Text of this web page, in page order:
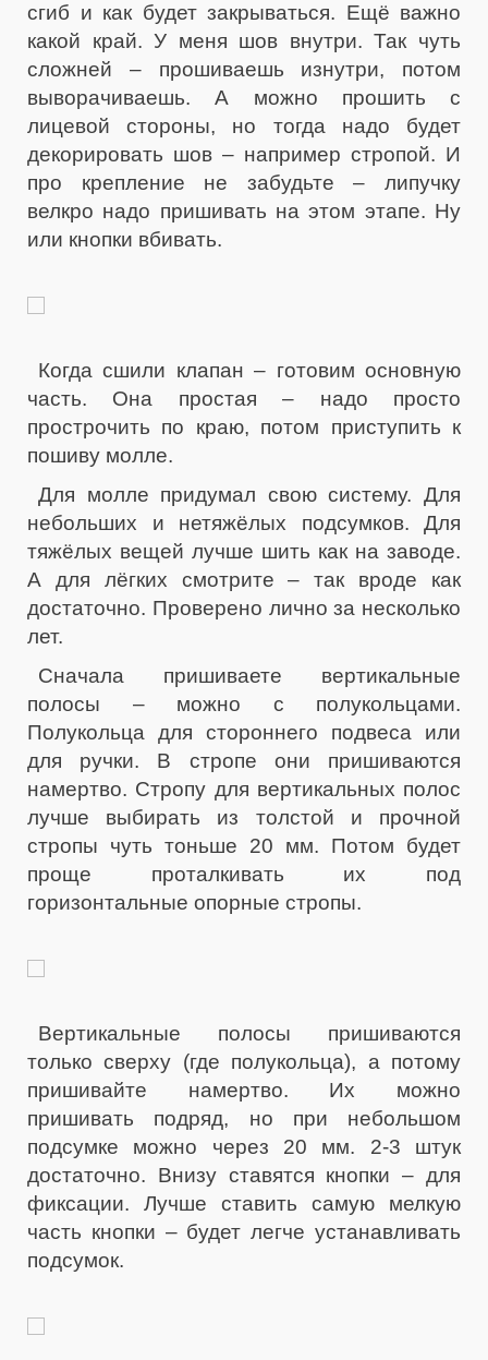
сгиб и как будет закрываться. Ещё важно
какой край. У меня шов внутри. Так чуть
сложней – прошиваешь изнутри, потом
выворачиваешь. А можно прошить с
лицевой стороны, но тогда надо будет
декорировать шов – например стропой. И
про крепление не забудьте – липучку
велкро надо пришивать на этом этапе. Ну
или кнопки вбивать.
Когда сшили клапан – готовим основную
часть. Она простая – надо просто
прострочить по краю, потом приступить к
пошиву молле.
Для молле придумал свою систему. Для
небольших и нетяжёлых подсумков. Для
тяжёлых вещей лучше шить как на заводе.
А для лёгких смотрите – так вроде как
достаточно. Проверено лично за несколько
лет.
Сначала пришиваете вертикальные
полосы – можно с полукольцами.
Полукольца для стороннего подвеса или
для ручки. В стропе они пришиваются
намертво. Стропу для вертикальных полос
лучше выбирать из толстой и прочной
стропы чуть тоньше 20 мм. Потом будет
проще проталкивать их под
горизонтальные опорные стропы.
Вертикальные полосы пришиваются
только сверху (где полукольца), а потому
пришивайте намертво. Их можно
пришивать подряд, но при небольшом
подсумке можно через 20 мм. 2-3 штук
достаточно. Внизу ставятся кнопки – для
фиксации. Лучше ставить самую мелкую
часть кнопки – будет легче устанавливать
подсумок.